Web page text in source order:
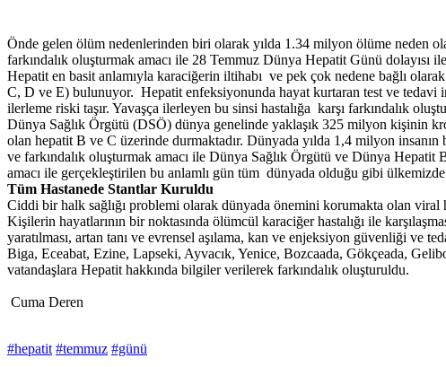
Önde gelen ölüm nedenlerinden biri olarak yılda 1.34 milyon ölüme neden
farkındalık oluşturmak amacı ile 28 Temmuz Dünya Hepatit Günü dolayısı
Hepatit en basit anlamıyla karaciğerin iltihabı ve pek çok nedene bağlı
C, D ve E) bulunuyor. Hepatit enfeksiyonunda hayat kurtaran test ve tedavi
ilerleme riski taşır. Yavaşça ilerleyen bu sinsi hastalığa karşı farkındalık
Dünya Sağlık Örgütü (DSÖ) dünya genelinde yaklaşık 325 milyon kişinin
olan hepatit B ve C üzerinde durmaktadır. Dünyada yılda 1,4 milyon
ve farkındalık oluşturmak amacı ile Dünya Sağlık Örgütü ve Dünya
amacı ile gerçekleştirilen bu anlamlı gün tüm dünyada olduğu gibi
Tüm Hastanede Stantlar Kuruldu
Ciddi bir halk sağlığı problemi olarak dünyada önemini korumakta olan viral
Kişilerin hayatlarının bir noktasında ölümcül karaciğer hastalığı ile
yaratılması, artan tanı ve evrensel aşılama, kan ve enjeksiyon güvenliği
Biga, Eceabat, Ezine, Lapseki, Ayvacık, Yenice, Bozcaada, Gökçeada,
vatandaşlara Hepatit hakkında bilgiler verilerek farkındalık oluşturuldu.
Cuma Deren
#hepatit #temmuz #günü